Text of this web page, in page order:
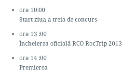
ora 10:00
Start ziua a treia de concurs
ora 13 :00
Încheierea oficială RCO RocTrip 2013
ora 14 :00
Premierea